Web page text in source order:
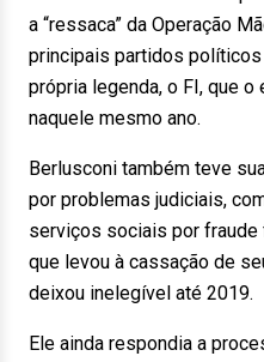
a “ressaca” da Operação
principais partidos
própria legenda, o FI, que
naquele mesmo ano.
Berlusconi também teve
por problemas judiciais,
serviços sociais por
que levou à cassação de
deixou inelegível até 2019.
Ele ainda respondia a